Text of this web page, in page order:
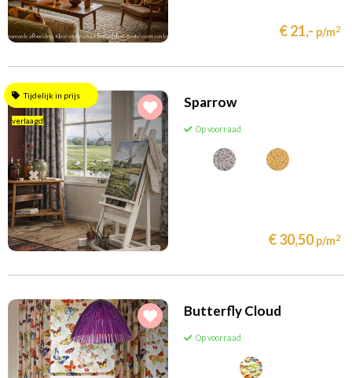
€ 21,- p/m2
Tijdelijk in prijs
verlaagd
Sparrow
Op voorraad
€ 30,50 p/m2
Butterfly Cloud
Op voorraad